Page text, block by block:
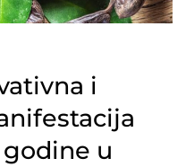
i
godine u